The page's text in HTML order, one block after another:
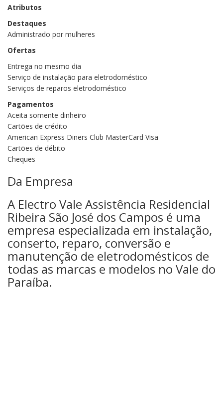
Atributos
Destaques
Administrado por mulheres
Ofertas
Entrega no mesmo dia
Serviço de instalação para eletrodoméstico
Serviços de reparos eletrodoméstico
Pagamentos
Aceita somente dinheiro
Cartões de crédito
American Express Diners Club MasterCard Visa
Cartões de débito
Cheques
Da Empresa
A Electro Vale Assistência Residencial
Ribeira São José dos Campos é uma
empresa especializada em instalação,
conserto, reparo, conversão e
manutenção de eletrodomésticos de
todas as marcas e modelos no Vale do
Paraíba.